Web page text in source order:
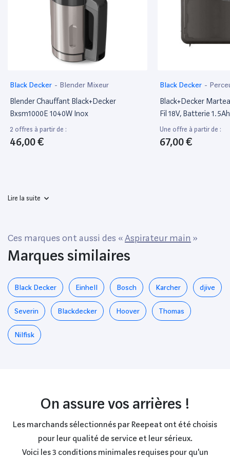
Black Decker - Blender Mixeur
Blender Chauffant Black+Decker
Bxsm1000E 1040W Inox
2 offres à partir de :
46,00 €
Black Decker -
Black+Decker
Fil 18V, Batterie
Mallette, Bdchd18K-
Une offre à partir de :
67,00 €
Lire la suite
Ces marques ont aussi des «Aspirateur main »
Marques similaires
Black Decker Einhell Bosch Karcher djive
Severin Blackdecker Hoover Thomas
Nilfisk
On assure vos arrières !
Les marchands sélectionnés par Reepeat ont été choisis
pour leur qualité de service et leur sérieux.
Voici les 3 conditions minimales requises pour qu'un